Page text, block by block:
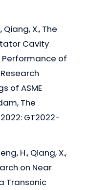
Qiang, X., The
Cavity
Performance of
of ASME
The
GT2022-
H., Qiang, X.,
on Near
Transonic